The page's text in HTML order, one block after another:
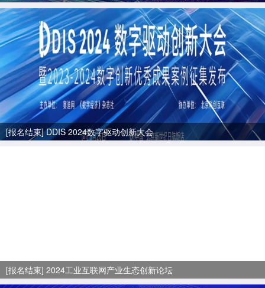
[报名结束] DDIS 2024数字驱动创新大会
[报名结束] 2024工业互联网产业生态创新论坛